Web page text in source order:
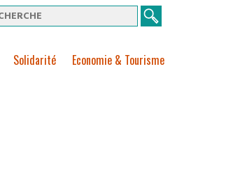
Solidarité Economie & Tourisme